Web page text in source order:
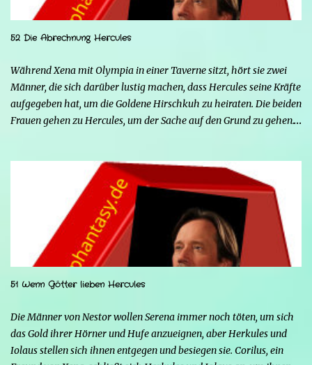
52 Die Abrechnung Hercules
Während Xena mit Olympia in einer Taverne sitzt, hört sie zwei
Männer, die sich darüber lustig machen, dass Hercules seine Kräfte
aufgegeben hat, um die Goldene Hirschkuh zu heiraten. Die beiden
Frauen gehen zu Hercules, um der Sache auf den Grund zu gehen.
denn nun kann sie nicht nur die Frau von Hercules sein, sondern
endlich auch Menschen berühren, ohne sich zu verwandeln. Mars
ist immer noch wütend auf Hercules, weil er Xena davon
überzeugt hat, nicht mehr seine Kämpferin sein zu wollen, und
nun steht sein Racheplan kurz vor der Vollendung. Einige Männer
im Dorf belästigen Serena, also stellt sich Hercules seiner Frau zur
Seite, um sie zu verteidigen, aber ohne seine Kräfte fällt es ihm
schwerer, sich zu behaupten, und er riskiert sogar, zu sterben.
Strife schürt mit seinen Kräften die Wut von...
51 Wenn Götter lieben Hercules
Die Männer von Nestor wollen Serena immer noch töten, um sich
das Gold ihrer Hörner und Hufe anzueignen, aber Herkules und
Iolaus stellen sich ihnen entgegen und besiegen sie. Corilus, ein